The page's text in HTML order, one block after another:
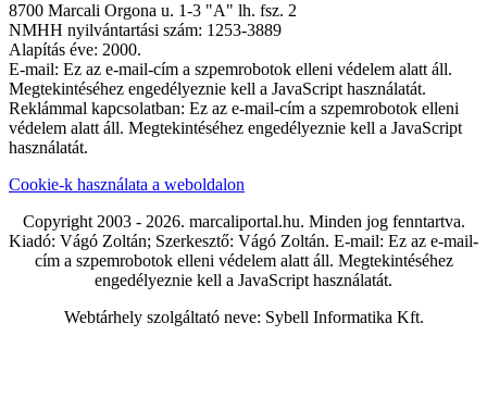
8700 Marcali Orgona u. 1-3 "A" lh. fsz. 2
NMHH nyilvántartási szám: 1253-3889
Alapítás éve: 2000.
E-mail: Ez az e-mail-cím a szpemrobotok elleni védelem alatt áll.
Megtekintéséhez engedélyeznie kell a JavaScript használatát.
Reklámmal kapcsolatban: Ez az e-mail-cím a szpemrobotok elleni
védelem alatt áll. Megtekintéséhez engedélyeznie kell a JavaScript
használatát.
Cookie-k használata a weboldalon
Copyright 2003 - 2026. marcaliportal.hu. Minden jog fenntartva.
Kiadó: Vágó Zoltán; Szerkesztő: Vágó Zoltán. E-mail: Ez az e-mail-
cím a szpemrobotok elleni védelem alatt áll. Megtekintéséhez
engedélyeznie kell a JavaScript használatát.
Webtárhely szolgáltató neve: Sybell Informatika Kft.